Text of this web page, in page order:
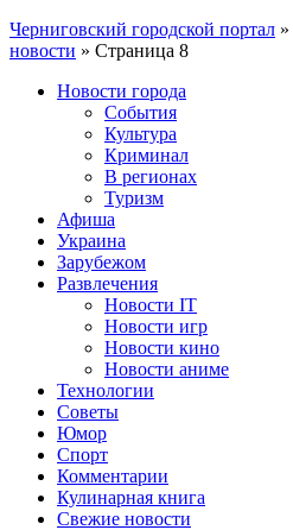
Черниговский городской портал »
новости » Страница 8
Новости города
События
Культура
Криминал
В регионах
Туризм
Афиша
Украина
Зарубежом
Развлечения
Новости IT
Новости игр
Новости кино
Новости аниме
Технологии
Советы
Юмор
Спорт
Комментарии
Кулинарная книга
Свежие новости